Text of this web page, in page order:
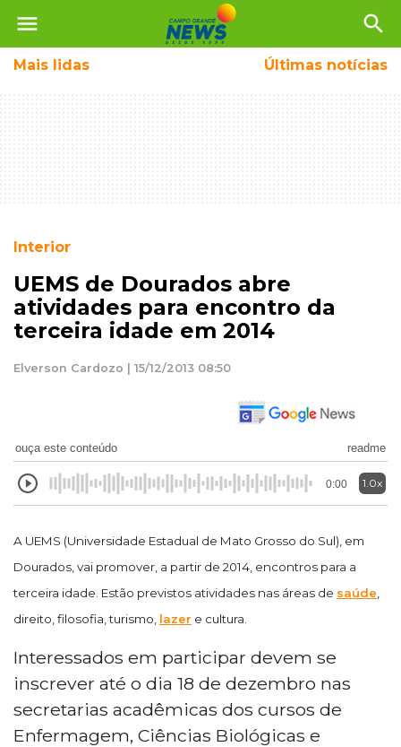
menu search
Mais lidas Últimas notícias
Interior
UEMS de Dourados abre
atividades para encontro da
terceira idade em 2014
Elverson Cardozo | 15/12/2013 08:50
ouça este conteúdo readme
0:00 1.0x
A UEMS (Universidade Estadual de Mato Grosso do Sul), em
Dourados, vai promover, a partir de 2014, encontros para a
terceira idade. Estão previstos atividades nas áreas de saúde
direito, filosofia, turismo, lazer e cultura.
Interessados em participar devem se
inscrever até o dia 18 de dezembro nas
secretarias acadêmicas dos cursos de
Enfermagem, Ciências Biológicas e